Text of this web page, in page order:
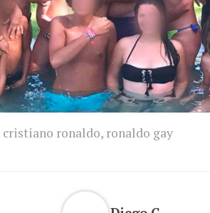
cristiano ronaldo, ronaldo gay